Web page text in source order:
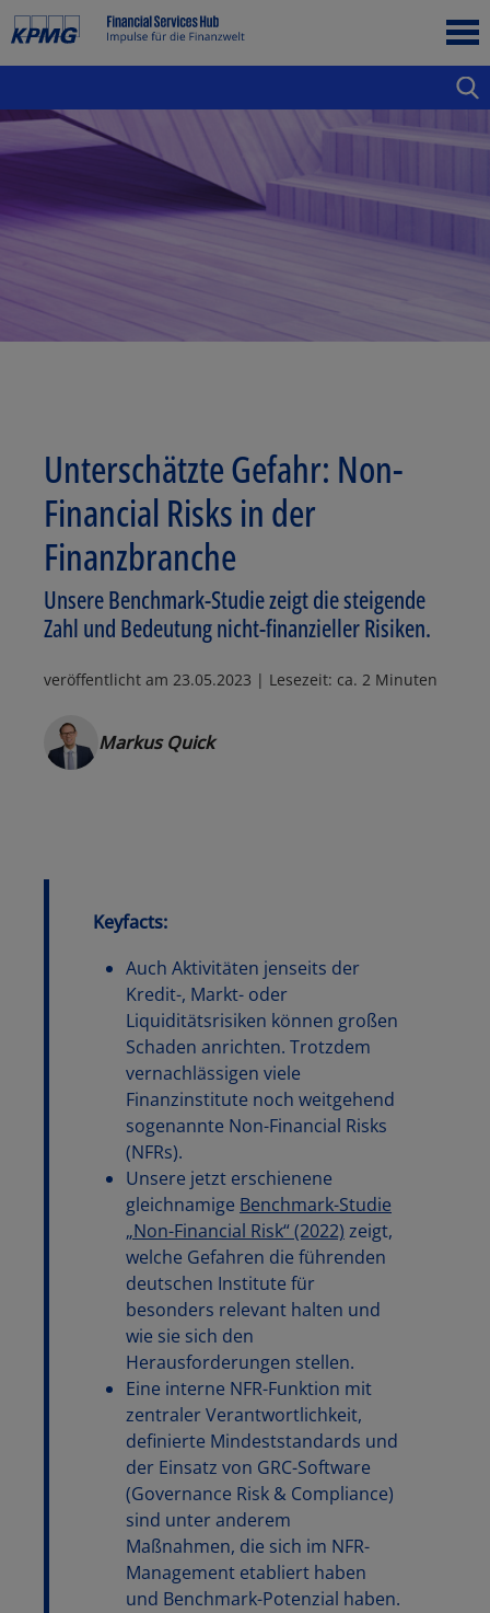
Unterschätzte Gefahr: Non-
Financial Risks in der
Finanzbranche
Unsere Benchmark-Studie zeigt die steigende
Zahl und Bedeutung nicht-finanzieller Risiken.
veröffentlicht am 23.05.2023 | Lesezeit: ca. 2 Minuten
Markus Quick
Keyfacts:
Auch Aktivitäten jenseits der
Kredit-, Markt- oder
Liquiditätsrisiken können großen
Schaden anrichten. Trotzdem
vernachlässigen viele
Finanzinstitute noch weitgehend
sogenannte Non-Financial Risks
(NFRs).
Unsere jetzt erschienene
gleichnamige Benchmark-Studie
„Non-Financial Risk“ (2022) zeigt,
welche Gefahren die führenden
deutschen Institute für
besonders relevant halten und
wie sie sich den
Herausforderungen stellen.
Eine interne NFR-Funktion mit
zentraler Verantwortlichkeit,
definierte Mindeststandards und
der Einsatz von GRC-Software
(Governance Risk & Compliance)
sind unter anderem
Maßnahmen, die sich im NFR-
Management etabliert haben
und Benchmark-Potenzial haben.